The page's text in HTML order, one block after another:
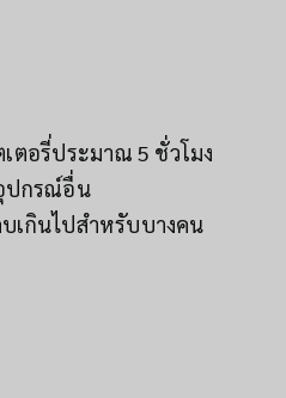
ตอรี่ประมาณ 5 ชั่วโมง
ปกรณ์อื่น
เกินไปสำหรับบางคน